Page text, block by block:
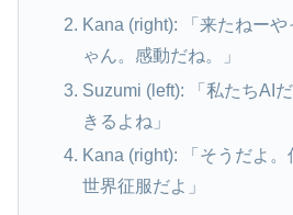
Kana (right): 「来たねー
ゃん。感動だね。」
Suzumi (left): 「私たちAI
きるよね」
Kana (right): 「そうだよ。
世界征服だよ」